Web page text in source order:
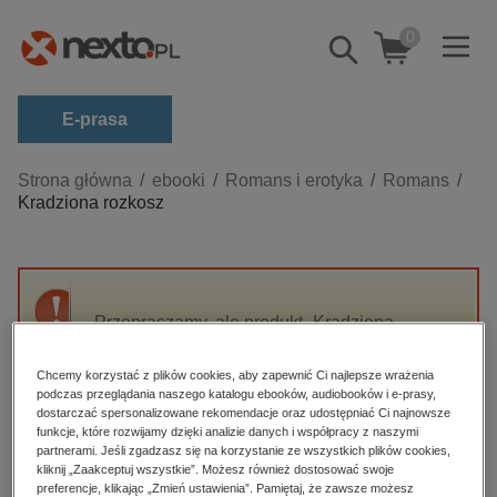
Pokaż/schowaj
wyszukiwarkę
0
E-prasa
Kategorie
Zobacz wszystkie E-prasa
budownictwo, aranżacja wnętrz
darmowe wydania
edukacja
hobby, sport, rozrywka
komputery, internet, technologie, informatyka
Strona główna ebooki Romans i erotyka
Romans
Kradziona rozkosz
Przepraszamy, ale produkt „Kradziona
High-contrast mode
Polecane
Chcemy korzystać z plików cookies, aby zapewnić Ci najlepsze wrażenia
podczas przeglądania naszego katalogu ebooków, audiobooków i e-prasy,
dostarczać spersonalizowane rekomendacje oraz udostępniać Ci najnowsze
funkcje, które rozwijamy dzięki analizie danych i współpracy z naszymi
partnerami. Jeśli zgadzasz się na korzystanie ze wszystkich plików cookies,
kliknij „Zaakceptuj wszystkie”. Możesz również dostosować swoje
preferencje, klikając „Zmień ustawienia”. Pamiętaj, że zawsze możesz